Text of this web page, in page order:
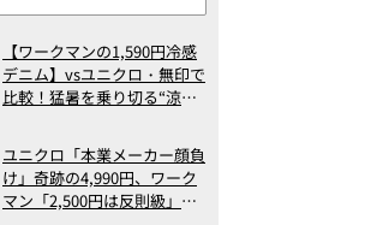
【ワークマンの1,590円冷感
デニム】vsユニクロ・無印で
比較！猛暑を乗り切る“涼感
で決定版
ユニクロ「本業メーカー顔負
け」奇跡の4,990円、ワーク
マン「2,500円は反則級」凄